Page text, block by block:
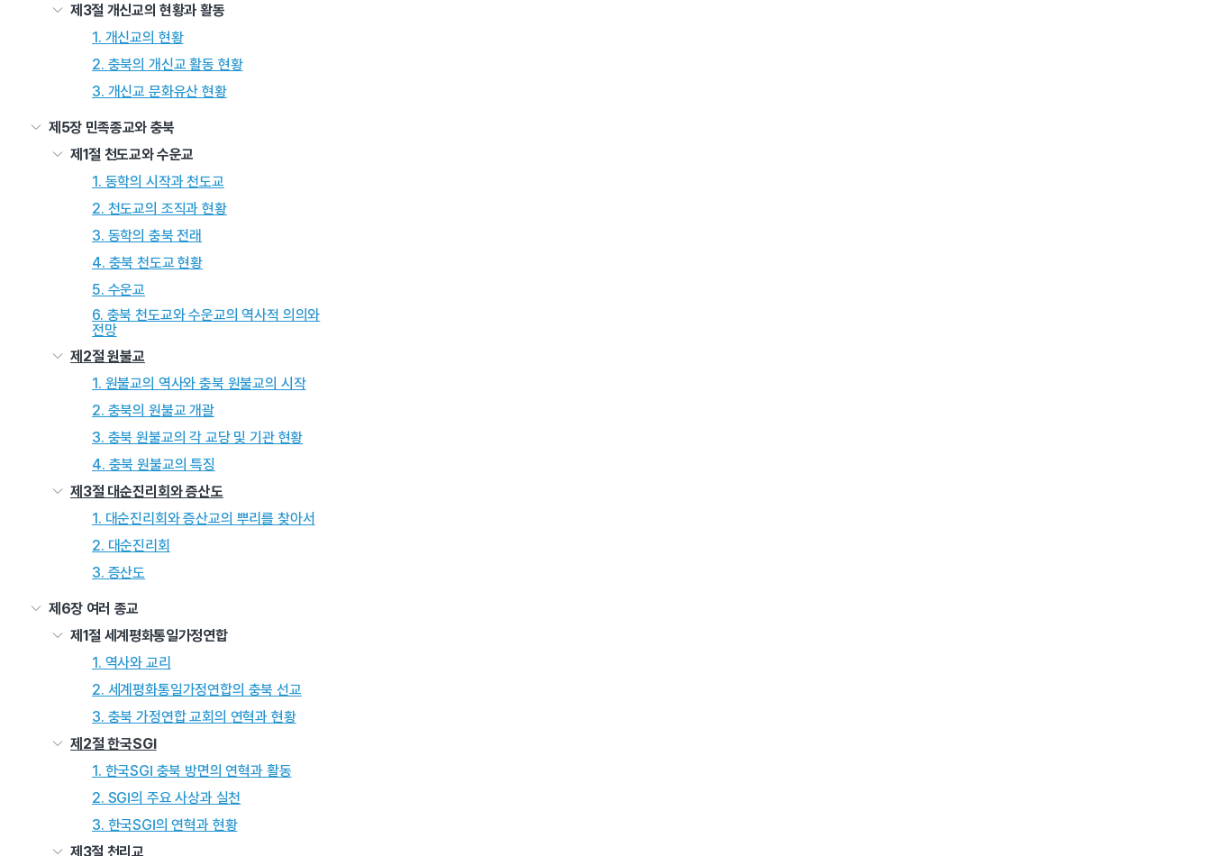
제3절 개신교의 현황과 활동
1. 개신교의 현황
2. 충북의 개신교 활동 현황
3. 개신교 문화유산 현황
제5장 민족종교와 충북
제1절 천도교와 수운교
1. 동학의 시작과 천도교
2. 천도교의 조직과 현황
3. 동학의 충북 전래
4. 충북 천도교 현황
5. 수운교
6. 충북 천도교와 수운교의 역사적 의의와
전망
제2절 원불교
1. 원불교의 역사와 충북 원불교의 시작
2. 충북의 원불교 개괄
3. 충북 원불교의 각 교당 및 기관 현황
4. 충북 원불교의 특징
제3절 대순진리회와 증산도
1. 대순진리회와 증산교의 뿌리를 찾아서
2. 대순진리회
3. 증산도
제6장 여러 종교
제1절 세계평화통일가정연합
1. 역사와 교리
2. 세계평화통일가정연합의 충북 선교
3. 충북 가정연합 교회의 연혁과 현황
제2절 한국SGI
1. 한국SGI 충북 방면의 연혁과 활동
2. SGI의 주요 사상과 실천
3. 한국SGI의 연혁과 현황
제3절 천리교